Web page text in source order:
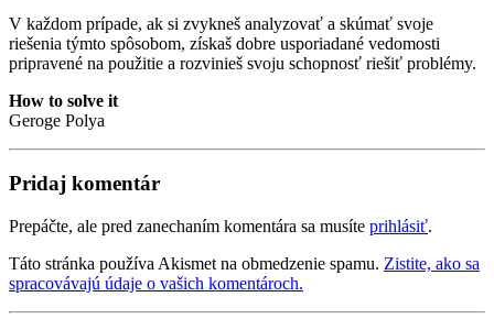
V každom prípade, ak si zvykneš analyzovať a skúmať svoje
riešenia týmto spôsobom, získaš dobre usporiadané vedomosti
pripravené na použitie a rozvinieš svoju schopnosť riešiť problémy.
How to solve it
Geroge Polya
Pridaj komentár
Prepáčte, ale pred zanechaním komentára sa musíte prihlásiť.
Táto stránka používa Akismet na obmedzenie spamu. Zistite, ako sa
spracovávajú údaje o vašich komentároch.